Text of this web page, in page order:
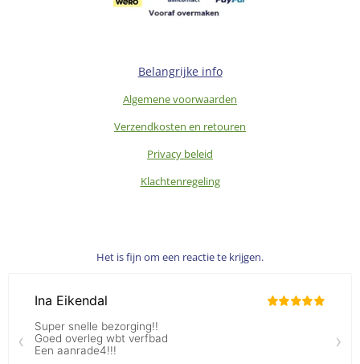
Belangrijke info
Algemene voorwaarden
Verzendkosten en retouren
Privacy beleid
Klachtenregeling
Het is fijn om een reactie te krijgen.